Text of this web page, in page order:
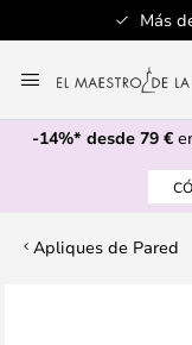
Más
al
contenido
-14%* desde 79 €
Apliques de Pared